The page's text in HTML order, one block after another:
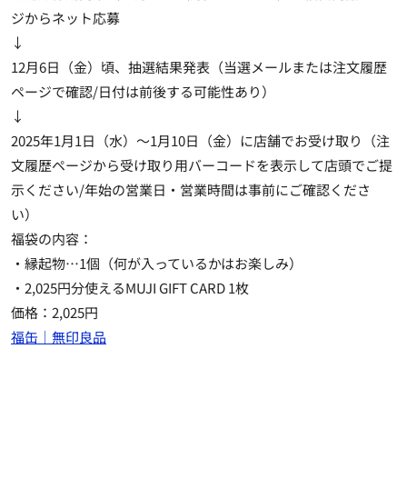
ジからネット応募
↓
12月6日（金）頃、抽選結果発表（当選メールまたは注文履歴
ページで確認/日付は前後する可能性あり）
↓
2025年1月1日（水）～1月10日（金）に店舗でお受け取り（注
文履歴ページから受け取り用バーコードを表示して店頭でご提
示ください/年始の営業日・営業時間は事前にご確認くださ
い）
福袋の内容：
・縁起物…1個（何が入っているかはお楽しみ）
・2,025円分使えるMUJI GIFT CARD 1枚
価格：2,025円
福缶｜無印良品